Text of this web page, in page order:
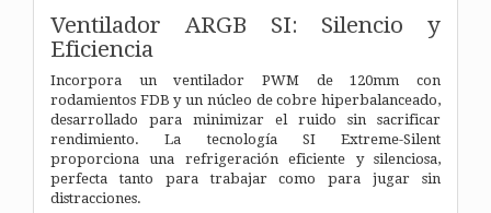
Ventilador ARGB SI: Silencio y
Eficiencia
Incorpora un ventilador PWM de 120mm con
rodamientos FDB y un núcleo de cobre hiperbalanceado,
desarrollado para minimizar el ruido sin sacrificar
rendimiento. La tecnología SI Extreme-Silent
proporciona una refrigeración eficiente y silenciosa,
perfecta tanto para trabajar como para jugar sin
distracciones.